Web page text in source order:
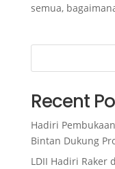
semua,
Recent
Hadiri
Bintan Dukung
LDII Hadiri Raker